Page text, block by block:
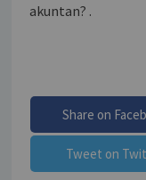
akuntan? .
Share on
Tweet on